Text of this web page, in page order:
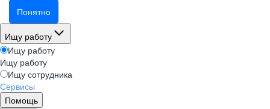
Понятно
Ищу работу
Ищу работу
Ищу работу
Ищу сотрудника
Сервисы
Помощь